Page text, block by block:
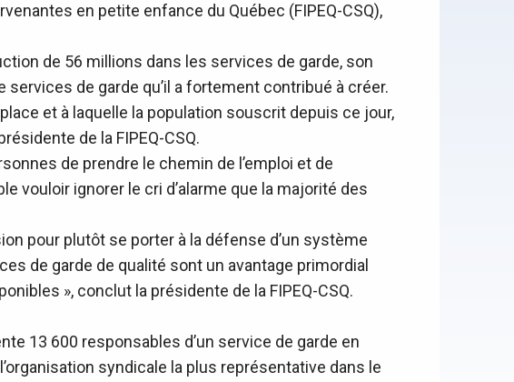
en petite enfance du Québec (FIPEQ-CSQ),
de 56 millions dans les services de garde, son
de garde qu’il a fortement contribué à créer.
et à laquelle la population souscrit depuis ce jour,
de la FIPEQ-CSQ.
de prendre le chemin de l’emploi et de
vouloir ignorer le cri d’alarme que la majorité des
pour plutôt se porter à la défense d’un système
de garde de qualité sont un avantage primordial
», conclut la présidente de la FIPEQ-CSQ.
13 600 responsables d’un service de garde en
syndicale la plus représentative dans le